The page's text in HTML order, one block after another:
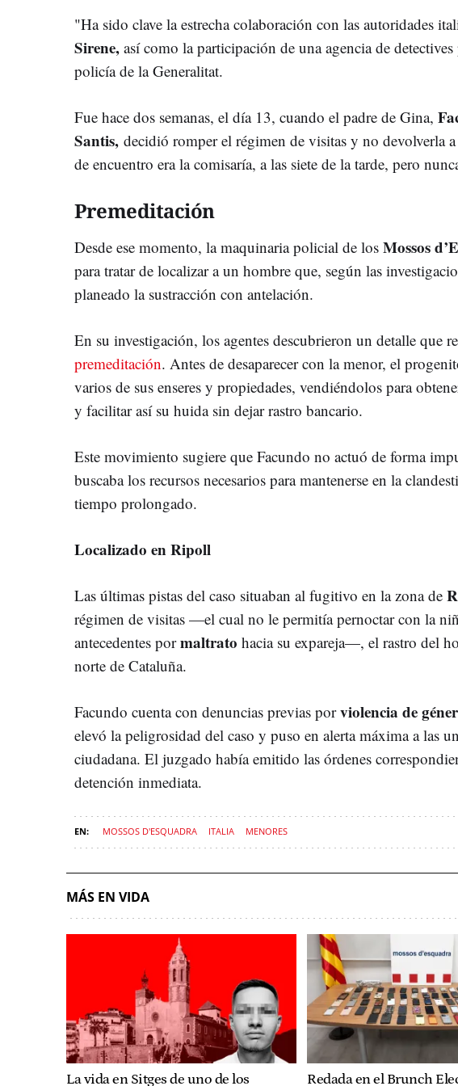
"Ha sido clave la estrecha colaboración con las autoridades
Sirene, así como la participación de una agencia de
policía de la Generalitat.
Fue hace dos semanas, el día 13, cuando el padre de Gina,
Santis, decidió romper el régimen de visitas y no devolverla
de encuentro era la comisaría, a las siete de la tarde, pero
Premeditación
Desde ese momento, la maquinaria policial de los Mossos
para tratar de localizar a un hombre que, según las
planeado la sustracción con antelación.
En su investigación, los agentes descubrieron un detalle que
premeditación. Antes de desaparecer con la menor, el
varios de sus enseres y propiedades, vendiéndolos para
y facilitar así su huida sin dejar rastro bancario.
Este movimiento sugiere que Facundo no actuó de forma
buscaba los recursos necesarios para mantenerse en la
tiempo prolongado.
Localizado en Ripoll
Las últimas pistas del caso situaban al fugitivo en la zona de
régimen de visitas —el cual no le permitía pernoctar con la
antecedentes pormaltrato hacia su expareja—, el rastro del
norte de Cataluña.
Facundo cuenta con denuncias previas porviolencia de
elevó la peligrosidad del caso y puso en alerta máxima a las
ciudadana. El juzgado había emitido las órdenes
detención inmediata.
MOSSOS D'ESQUADRA ITALIA MENORES
MÁS EN VIDA
La vida en Sitges de uno de los Redada en el Brunch